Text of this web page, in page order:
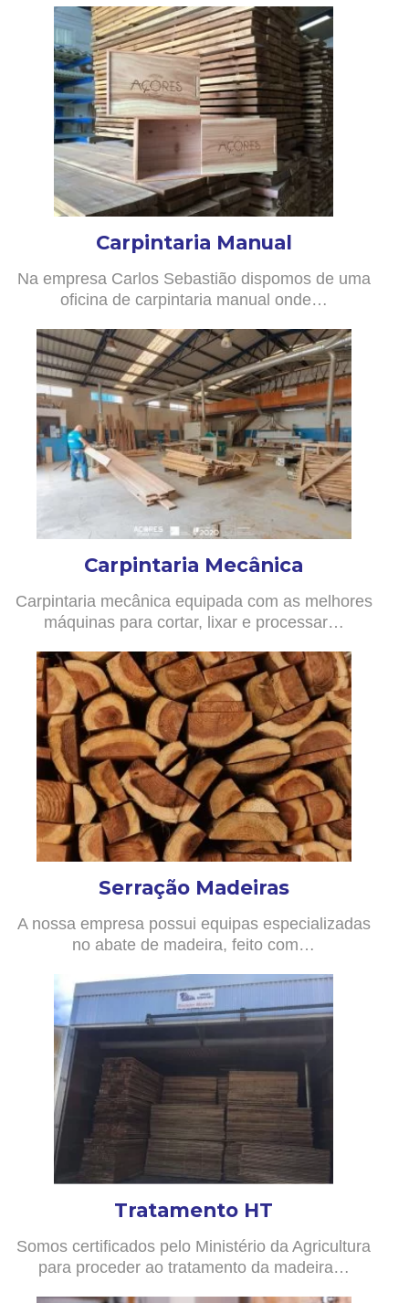
Carpintaria Manual
Na empresa Carlos Sebastião dispomos de uma
oficina de carpintaria manual onde…
Carpintaria Mecânica
Carpintaria mecânica equipada com as melhores
máquinas para cortar, lixar e processar…
Serração Madeiras
A nossa empresa possui equipas especializadas
no abate de madeira, feito com…
Tratamento HT
Somos certificados pelo Ministério da Agricultura
para proceder ao tratamento da madeira…